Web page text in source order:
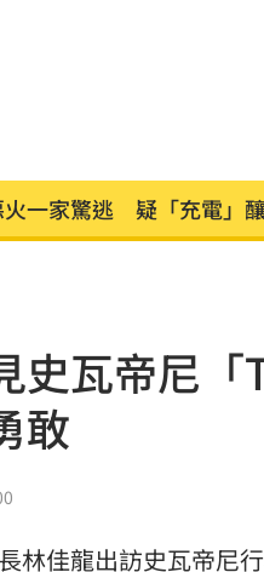
遭虐殺火燒下體 主嫌一
拍謎片！宮廟男性侵傳
住院 妻控曹雨婷包6百
來！台塑四大公司7月增
兒早產 道歉曝「一度裝
史瓦帝尼
敢
林佳龍出訪史瓦帝尼